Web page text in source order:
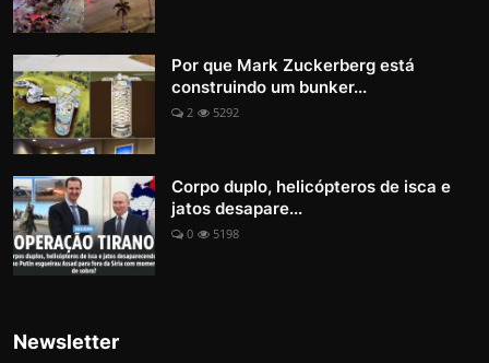
Por que Mark Zuckerberg está
construindo um bunker...
2 5292
Corpo duplo, helicópteros de isca e
jatos desapare...
0 5198
Newsletter